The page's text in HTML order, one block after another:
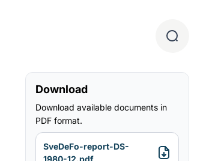
Download
Download available documents in
PDF format.
SveDeFo-report-DS-
1980-12.pdf